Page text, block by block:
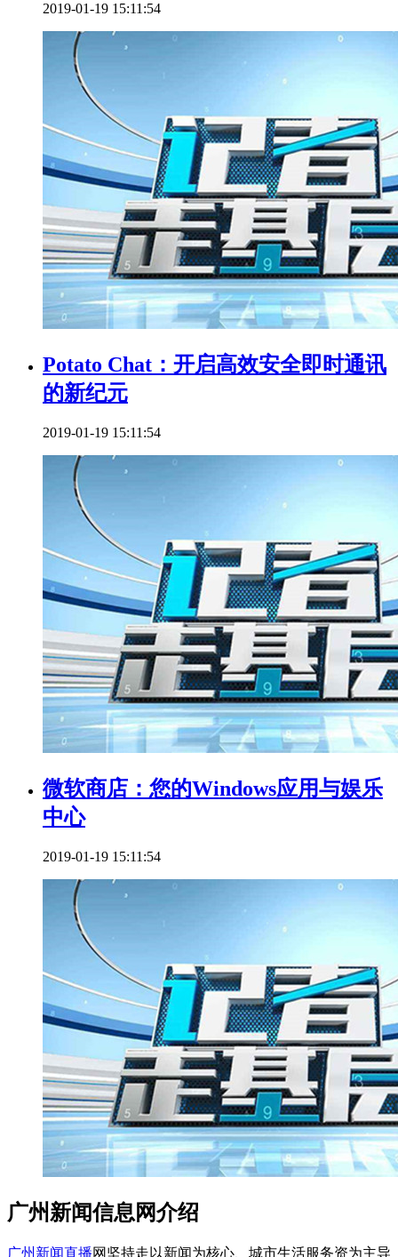
2019-01-19 15:11:54
Potato Chat：开启高效安全即时通讯
的新纪元
2019-01-19 15:11:54
微软商店：您的Windows应用与娱乐
中心
2019-01-19 15:11:54
广州新闻信息网介绍
广州新闻直播网坚持走以新闻为核心、城市生活服务资为主导